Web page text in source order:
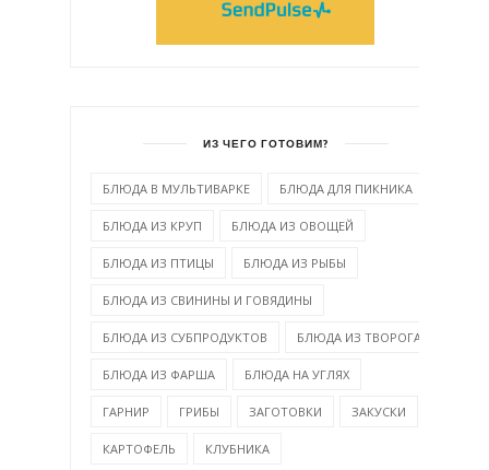
ИЗ ЧЕГО ГОТОВИМ?
БЛЮДА В МУЛЬТИВАРКЕ БЛЮДА ДЛЯ ПИКНИКА
БЛЮДА ИЗ КРУП БЛЮДА ИЗ ОВОЩЕЙ
БЛЮДА ИЗ ПТИЦЫ БЛЮДА ИЗ РЫБЫ
БЛЮДА ИЗ СВИНИНЫ И ГОВЯДИНЫ
БЛЮДА ИЗ СУБПРОДУКТОВ БЛЮДА ИЗ ТВОРОГА
БЛЮДА ИЗ ФАРША БЛЮДА НА УГЛЯХ
ГАРНИР ГРИБЫ ЗАГОТОВКИ ЗАКУСКИ
КАРТОФЕЛЬ КЛУБНИКА